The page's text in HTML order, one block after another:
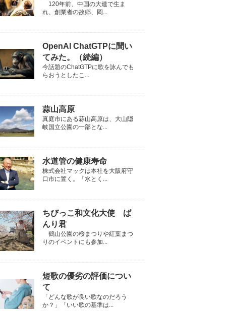
120年前、中国の大連で生ま
れ、創業者の故郷、岡...
OpenAI ChatGTPに聞い
てみた。（続編）
今話題のChatGTPに歌を詠んでも
らおうとしたこ...
蒜山高原
真庭市にある蒜山高原は、大山隠
岐国立公園の一部とな...
水道管の健康寿命
株式会社マックは本社を大阪府守
口市に置く。「水とく...
ちびっこ和文化大使 ば
んり君
鶴山公園の桜まつりや紅葉まつ
りのイベントにも参加...
短歌の優劣の評価につい
て
「どんな歌が良い歌なのだろう
か？」「いい歌の基準は...